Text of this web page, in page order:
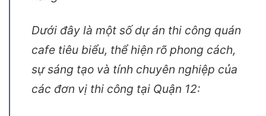
tính, nội thất đơn giản, gọn gàng, tạo
cảm giác thoải mái, dễ chịu cho khách
hàng.